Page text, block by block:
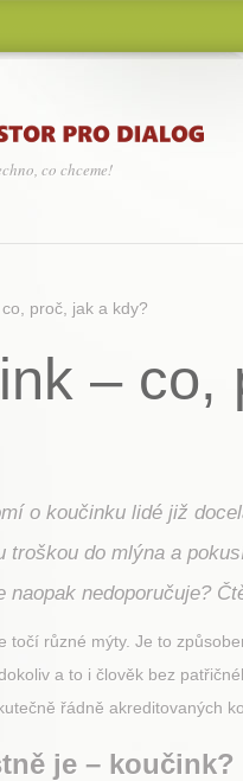
co chceme!
proč, jak a kdy?
– co,
o koučinku lidé již
troškou do mlýna a
naopak nedoporučuje?
točí různé mýty. Je to
a to i člověk bez
řádně akreditovaných
je – koučink?